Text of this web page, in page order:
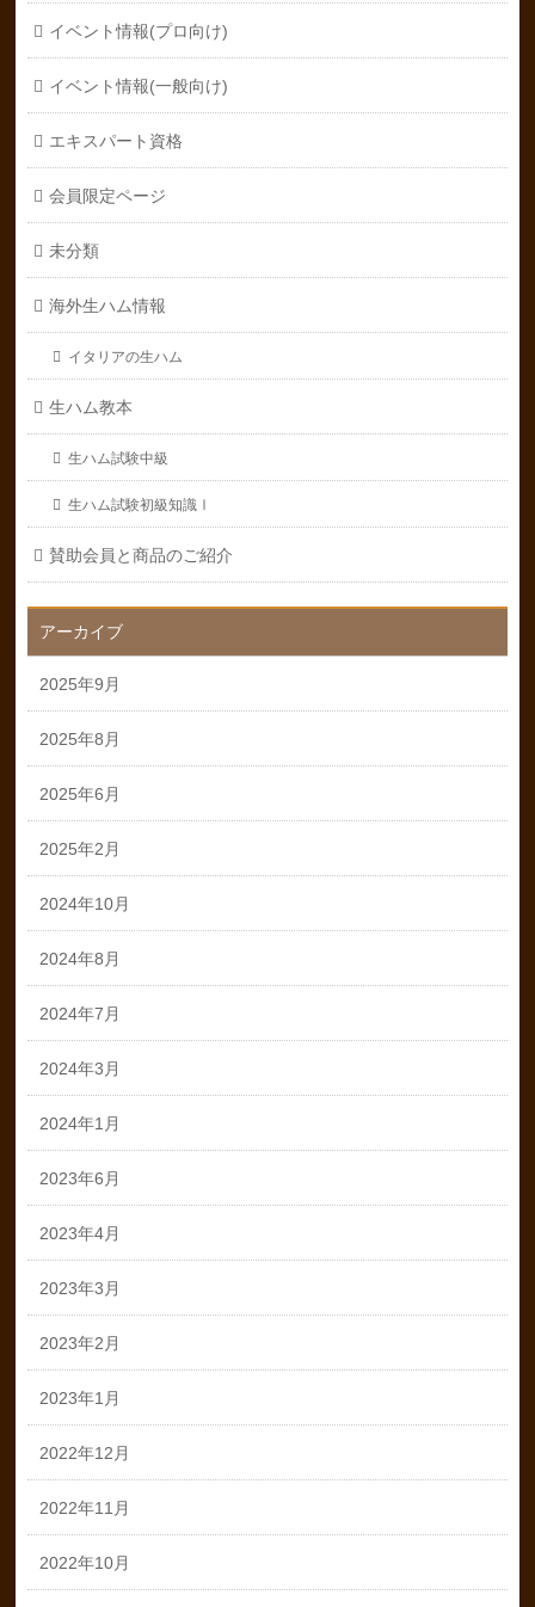
イベント情報(プロ向け)
イベント情報(一般向け)
エキスパート資格
会員限定ページ
未分類
海外生ハム情報
イタリアの生ハム
生ハム教本
生ハム試験中級
生ハム試験初級知識Ⅰ
賛助会員と商品のご紹介
アーカイブ
2025年9月
2025年8月
2025年6月
2025年2月
2024年10月
2024年8月
2024年7月
2024年3月
2024年1月
2023年6月
2023年4月
2023年3月
2023年2月
2023年1月
2022年12月
2022年11月
2022年10月